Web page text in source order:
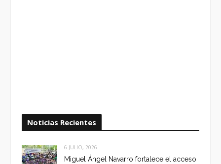
Noticias Recientes
6 JULIO, 2026
Miguel Ángel Navarro fortalece el acceso